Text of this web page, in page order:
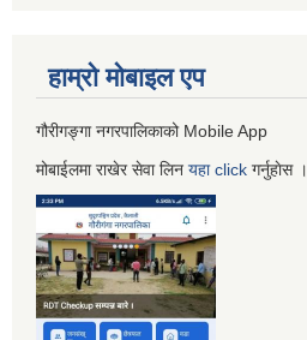
हाम्रो माेबाइल एप
गौरीगङ्गा नगरपालिकाको Mobile App
मोबाईलमा राखेर सेवा लिन यहाclick गर्नुहाेस ।